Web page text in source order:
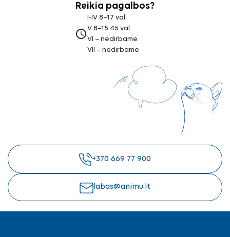
Reikia pagalbos?
access_time
I-IV 8–17 val.
V 8–15:45 val.
VI – nedirbame
VII – nedirbame
+370 669 77 900
labas@animu.lt